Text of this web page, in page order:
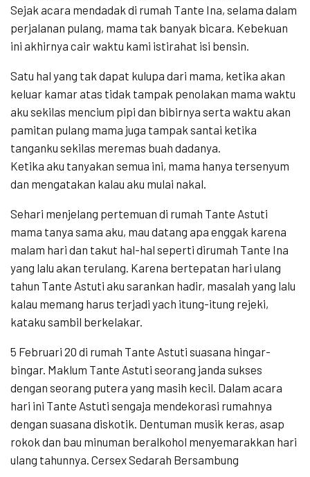
Sejak acara mendadak di rumah Tante Ina, selama dalam
perjalanan pulang, mama tak banyak bicara. Kebekuan
ini akhirnya cair waktu kami istirahat isi bensin.
Satu hal yang tak dapat kulupa dari mama, ketika akan
keluar kamar atas tidak tampak penolakan mama waktu
aku sekilas mencium pipi dan bibirnya serta waktu akan
pamitan pulang mama juga tampak santai ketika
tanganku sekilas meremas buah dadanya.
Ketika aku tanyakan semua ini, mama hanya tersenyum
dan mengatakan kalau aku mulai nakal.
Sehari menjelang pertemuan di rumah Tante Astuti
mama tanya sama aku, mau datang apa enggak karena
malam hari dan takut hal-hal seperti dirumah Tante Ina
yang lalu akan terulang. Karena bertepatan hari ulang
tahun Tante Astuti aku sarankan hadir, masalah yang lalu
kalau memang harus terjadi yach itung-itung rejeki,
kataku sambil berkelakar.
5 Februari 20 di rumah Tante Astuti suasana hingar-
bingar. Maklum Tante Astuti seorang janda sukses
dengan seorang putera yang masih kecil. Dalam acara
hari ini Tante Astuti sengaja mendekorasi rumahnya
dengan suasana diskotik. Dentuman musik keras, asap
rokok dan bau minuman beralkohol menyemarakkan hari
ulang tahunnya. Cersex Sedarah Bersambung